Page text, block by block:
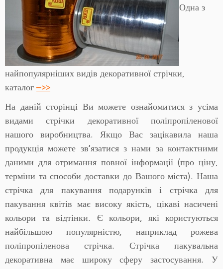
Одна з
найпопулярніших видів декоративної стрічки,
каталог–>>
На даній сторінці Ви можете ознайомитися з усіма
видами стрічки декоративної поліпропіленової
нашого виробництва. Якщо Вас зацікавила наша
продукція можете зв’язатися з нами за контактними
даними для отримання повної інформації (про ціну,
терміни та способи доставки до Вашого міста). Наша
стрічка для пакування подарунків і стрічка для
пакування квітів має високу якість, цікаві насичені
кольори та відтінки. Є кольори, які користуються
найбільшою популярністю, наприклад рожева
поліпропіленова стрічка. Стрічка пакувальна
декоративна має широку сферу застосування. У